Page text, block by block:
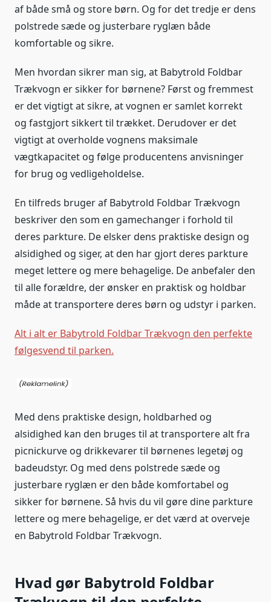
af både små og store børn. Og for det tredje er dens
polstrede sæde og justerbare ryglæn både
komfortable og sikre.
Men hvordan sikrer man sig, at Babytrold Foldbar
Trækvogn er sikker for børnene? Først og fremmest
er det vigtigt at sikre, at vognen er samlet korrekt
og fastgjort sikkert til trækket. Derudover er det
vigtigt at overholde vognens maksimale
vægtkapacitet og følge producentens anvisninger
for brug og vedligeholdelse.
En tilfreds bruger af Babytrold Foldbar Trækvogn
beskriver den som en gamechanger i forhold til
deres parkture. De elsker dens praktiske design og
alsidighed og siger, at den har gjort deres parkture
meget lettere og mere behagelige. De anbefaler den
til alle forældre, der ønsker en praktisk og holdbar
måde at transportere deres børn og udstyr i parken.
Alt i alt er Babytrold Foldbar Trækvogn den perfekte
følgesvend til parken.
Med dens praktiske design, holdbarhed og
alsidighed kan den bruges til at transportere alt fra
picnickurve og drikkevarer til børnenes legetøj og
badeudstyr. Og med dens polstrede sæde og
justerbare ryglæn er den både komfortabel og
sikker for børnene. Så hvis du vil gøre dine parkture
lettere og mere behagelige, er det værd at overveje
en Babytrold Foldbar Trækvogn.
Hvad gør Babytrold Foldbar